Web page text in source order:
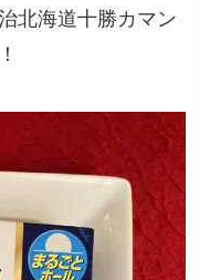
北海道十勝カマン